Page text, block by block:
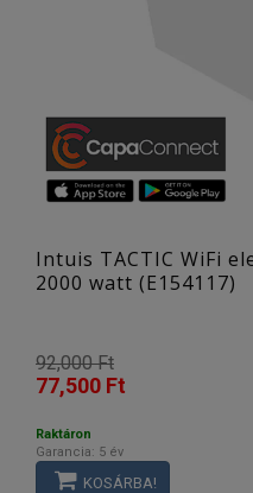
Intuis TACTIC WiFi
2000 watt (E154117)
92,000 Ft
77,500 Ft
Raktáron
Garancia: 5 év
KOSÁRBA!